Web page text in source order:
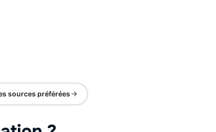
sources préférées